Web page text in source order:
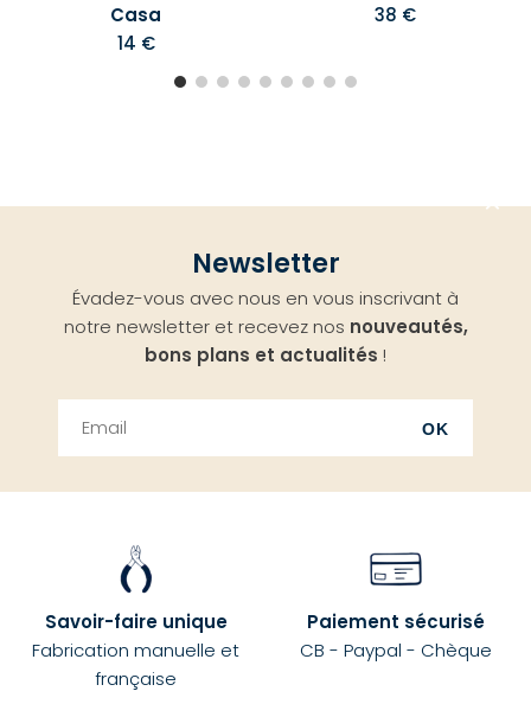
Casa
14 €
38 €
Newsletter
Évadez-vous avec nous en vous inscrivant à
notre newsletter et recevez nos nouveautés,
bons plans et actualités !
OK
Savoir-faire unique
Fabrication manuelle et
française
Paiement sécurisé
CB - Paypal - Chèque